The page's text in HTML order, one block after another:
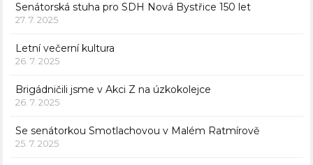
Senátorská stuha pro SDH Nová Bystřice 150 let
27. 7. 2025
Letní večerní kultura
26. 7. 2025
Brigádničili jsme v Akci Z na úzkokolejce
26. 7. 2025
Se senátorkou Smotlachovou v Malém Ratmírově
25. 7. 2025